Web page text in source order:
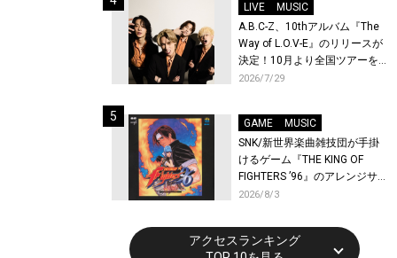
先行上映会を開催！
LIVE
MUSIC
A.B.C-Z、10thアルバム『The
Way of L.O.V-E』のリリースが
決定！10月より全国ツアーを
開催！
2026/7/29
GAME
MUSIC
SNK/新世界楽曲雑技団が手掛
けるゲーム『THE KING OF
FIGHTERS ’96』のアレンジサ
ウンドトラックが配信開始！
2026/8/3
アクセスランキング